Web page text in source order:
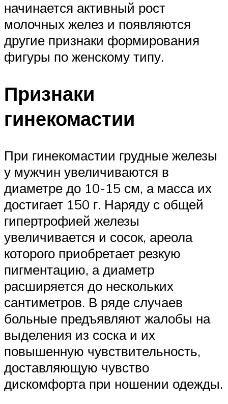
начинается активный рост
молочных желез и появляются
другие признаки формирования
фигуры по женскому типу.
Признаки
гинекомастии
При гинекомастии грудные железы
у мужчин увеличиваются в
диаметре до 10-15 см, а масса их
достигает 150 г. Наряду с общей
гипертрофией железы
увеличивается и сосок, ареола
которого приобретает резкую
пигментацию, а диаметр
расширяется до нескольких
сантиметров. В ряде случаев
больные предъявляют жалобы на
выделения из соска и их
повышенную чувствительность,
доставляющую чувство
дискомфорта при ношении одежды.